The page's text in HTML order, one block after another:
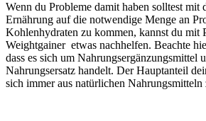
Wenn du Probleme damit haben solltest mit
Ernährung auf die notwendige Menge an
Kohlenhydraten zu kommen, kannst du mit
Weightgainer etwas nachhelfen. Beachte
dass es sich um Nahrungsergänzungsmittel
Nahrungsersatz handelt. Der Hauptanteil
sich immer aus natürlichen Nahrungsmitteln